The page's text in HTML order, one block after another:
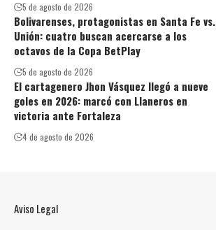
5 de agosto de 2026
Bolivarenses, protagonistas en Santa Fe vs.
Unión: cuatro buscan acercarse a los
octavos de la Copa BetPlay
5 de agosto de 2026
El cartagenero Jhon Vásquez llegó a nueve
goles en 2026: marcó con Llaneros en
victoria ante Fortaleza
4 de agosto de 2026
Aviso Legal